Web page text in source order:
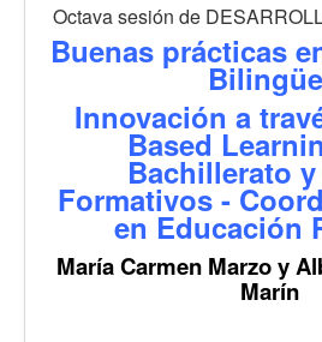
Octava sesión de
Buenas prácticas
Innovación a
Based
Bachillerato y
Formativos -
en Educación
María Carmen Marzo y
Marín